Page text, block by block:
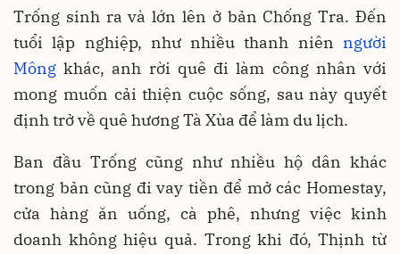
Trống sinh ra và lớn lên ở bản Chống Tra. Đến
tuổi lập nghiệp, như nhiều thanh niên người
Mông khác, anh rời quê đi làm công nhân với
mong muốn cải thiện cuộc sống, sau này quyết
định trở về quê hương Tà Xùa để làm du lịch.
Ban đầu Trống cũng như nhiều hộ dân khác
trong bản cũng đi vay tiền để mở các Homestay,
cửa hàng ăn uống, cà phê, nhưng việc kinh
doanh không hiệu quả. Trong khi đó, Thịnh từ